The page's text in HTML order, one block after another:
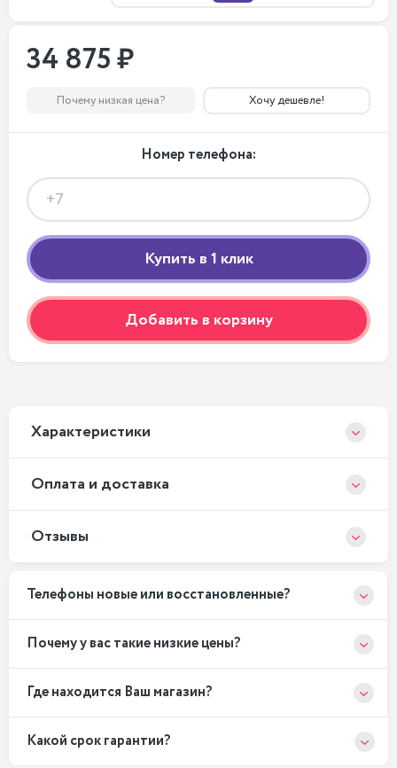
34 875 ₽
Почему низкая цена? Хочу дешевле!
Номер телефона:
Добавить в корзину
Xарактеристики
Оплата и доставка
Отзывы
Телефоны новые или восстановленные?
Почему у вас такие низкие цены?
Где находится Ваш магазин?
Какой срок гарантии?